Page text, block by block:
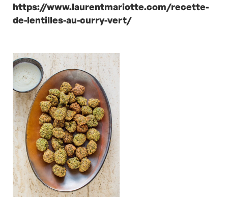
https://www.laurentmariotte.com/recette-
de-lentilles-au-curry-vert/